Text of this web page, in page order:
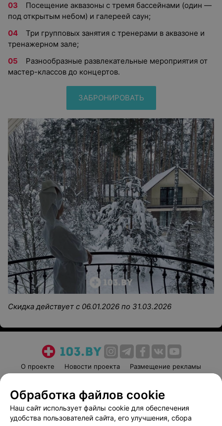
Посещение аквазоны с тремя бассейнами (один —
под открытым небом) и галереей саун;
Три групповых занятия с тренерами в аквазоне и
тренажерном зале;
Разнообразные развлекательные мероприятия от
мастер-классов до концертов.
ЗАБРОНИРОВАТЬ
Скидка действует с 06.01.2026 по 31.03.2026
О проекте Новости проекта
Размещение рекламы
Пользовательское соглашение
Способы оплаты
Вакансии
Партнеры
Написать руководителю 103.by
Обработка файлов cookie
Наш сайт использует файлы cookie для обеспечения
удобства пользователей сайта, его улучшения, сбора